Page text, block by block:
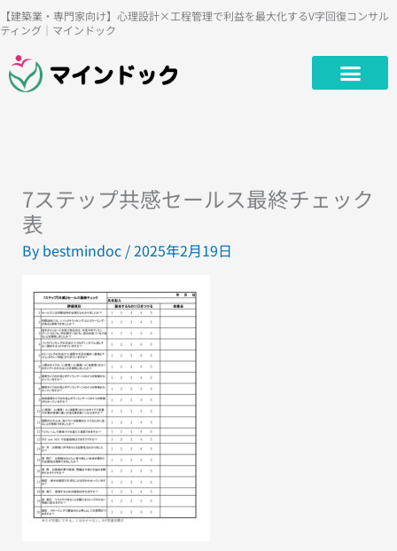
内
容
を
ス
【建築業・専門家向け】心理設計×工程管理で利益を最大化するV字回復コンサル
ティング｜マインドック
7ステップ共感セールス最終チェック
表
By bestmindoc /2025年2月19日